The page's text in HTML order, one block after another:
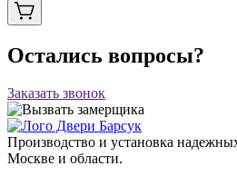
Остались вопросы?
Заказать звонок
Производство и установка
Москве и области.